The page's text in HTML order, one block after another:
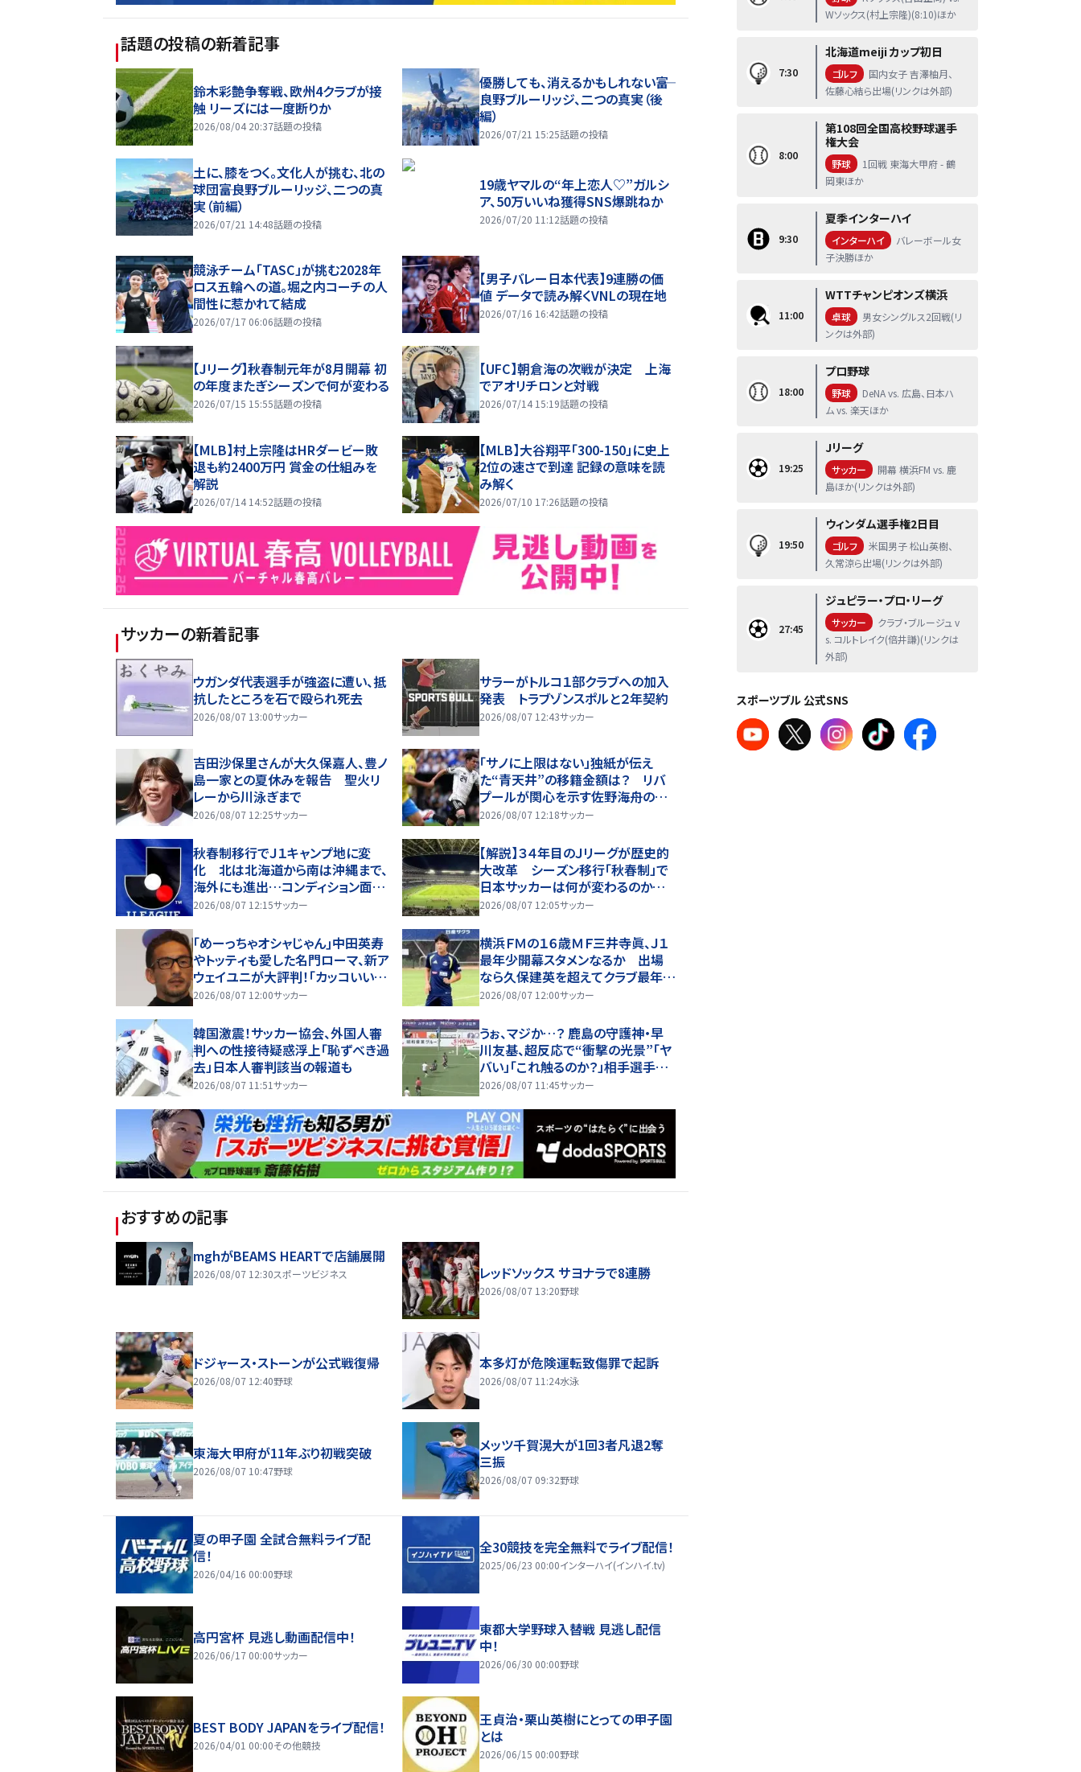
話題の投稿の新着記事
鈴木彩艶争奪戦、欧州4クラブが接
触 リーズには一度断りか
2026/08/04 20:37話題の投稿
優勝しても、消えるかもしれない――富
良野ブルーリッジ、二つの真実（後
編）
2026/07/21 15:25話題の投稿
土に、膝をつく。文化人が挑む、北の
球団――富良野ブルーリッジ、二つの真
実（前編）
2026/07/21 14:48話題の投稿
19歳ヤマルの“年上恋人♡”ガルシ
ア、50万いいね獲得SNS爆跳ねか
2026/07/20 11:12話題の投稿
競泳チーム「TASC」が挑む2028年
ロス五輪への道。堀之内コーチの人
間性に惹かれて結成
2026/07/17 06:06話題の投稿
【男子バレー日本代表】9連勝の価
値 データで読み解くVNLの現在地
2026/07/16 16:42話題の投稿
【Jリーグ】秋春制元年が8月開幕 初
の年度またぎシーズンで何が変わる
2026/07/15 15:55話題の投稿
【UFC】朝倉海の次戦が決定 上海
でアオリチロンと対戦
2026/07/14 15:19話題の投稿
【MLB】村上宗隆はHRダービー敗
退も約2400万円 賞金の仕組みを
解説
2026/07/14 14:52話題の投稿
【MLB】大谷翔平「300-150」に史上
2位の速さで到達 記録の意味を読
み解く
2026/07/10 17:26話題の投稿
サッカーの新着記事
ウガンダ代表選手が強盗に遭い、抵
抗したところを石で殴られ死去
2026/08/07 13:00サッカー
サラーがトルコ１部クラブへの加入
発表 トラブゾンスポルと２年契約
2026/08/07 12:43サッカー
吉田沙保里さんが大久保嘉人、豊ノ
島一家との夏休みを報告 聖火リ
レーから川泳ぎまで
2026/08/07 12:25サッカー
「サノに上限はない」独紙が伝え
た“青天井”の移籍金額は？ リバ
プールが関心を示す佐野海舟の去
就状況をマインツ幹部が告白「価値
2026/08/07 12:18サッカー
秋春制移行でＪ１キャンプ地に変
化 北は北海道から南は沖縄まで、
海外にも進出…コンディション面で
今後の指針に Jリーグ７日開幕
2026/08/07 12:15サッカー
【解説】３４年目のＪリーグが歴史的
大改革 シーズン移行「秋春制」で
日本サッカーは何が変わるのか…７
日開幕
2026/08/07 12:05サッカー
｢めーっちゃオシャじゃん｣中田英寿
やトッティも愛した名門ローマ、新ア
ウェイユニが大評判！｢カッコいい｣
｢好きなデザイン｣｢今年は2nd買お
2026/08/07 12:00サッカー
横浜ＦＭの１６歳ＭＦ三井寺眞、Ｊ１
最年少開幕スタメンなるか 出場
なら久保建英を超えてクラブ最年少
＆歴代４位
2026/08/07 12:00サッカー
韓国激震！サッカー協会、外国人審
判への性接待疑惑浮上「恥ずべき過
去」日本人審判該当の報道も
2026/08/07 11:51サッカー
うぉ、マジか…？ 鹿島の守護神・早
川友基、超反応で“衝撃の光景”「ヤ
バい」「これ触るのか？」相手選手ド
ン引き→右手一本“スーパーセー
2026/08/07 11:45サッカー
おすすめの記事
mghがBEAMS HEARTで店舗展開
2026/08/07 12:30スポーツビジネス レッドソックス サヨナラで8連勝
2026/08/07 13:20野球
ドジャース・ストーンが公式戦復帰
2026/08/07 12:40野球
本多灯が危険運転致傷罪で起訴
2026/08/07 11:24水泳
東海大甲府が11年ぶり初戦突破
2026/08/07 10:47野球
メッツ千賀滉大が1回3者凡退2奪
三振
2026/08/07 09:32野球
夏の甲子園 全試合無料ライブ配
信！
2026/04/16 00:00野球
全30競技を完全無料でライブ配信！
2025/06/23 00:00インターハイ(インハイ.tv)
高円宮杯 見逃し動画配信中！
2026/06/17 00:00サッカー
東都大学野球入替戦 見逃し配信
中！
2026/06/30 00:00野球
BEST BODY JAPANをライブ配信！
2026/04/01 00:00その他競技
王貞治・栗山英樹にとっての甲子園
とは
2026/06/15 00:00野球
Wソックス(村上宗隆)(8:10)ほか
7:30
北海道meiji カップ初日
ゴルフ
国内女子 吉澤柚月、
佐藤心結ら出場(リンクは外部)
8:00
第108回全国高校野球選手
権大会
野球
1回戦 東海大甲府 - 鶴
岡東ほか
9:30
夏季インターハイ
インターハイ
バレーボール女
子決勝ほか
11:00
WTTチャンピオンズ横浜
卓球
男女シングルス2回戦(リ
ンクは外部)
18:00
プロ野球
野球
DeNA vs. 広島、日本ハ
ム vs. 楽天ほか
19:25
Jリーグ
サッカー
開幕 横浜FM vs. 鹿
島ほか(リンクは外部)
19:50
ウィンダム選手権2日目
ゴルフ
米国男子 松山英樹、
久常涼ら出場(リンクは外部)
27:45
ジュピラー・プロ・リーグ
サッカー
クラブ・ブルージュ v
s. コルトレイク(倍井謙)(リンクは
外部)
スポーツブル 公式SNS